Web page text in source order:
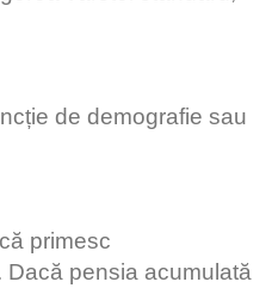
de demografie sau
primesc
Dacă pensia acumulată